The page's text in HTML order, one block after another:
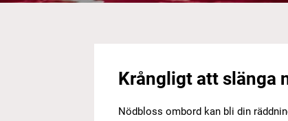
Krångligt att slänga
Nödbloss ombord kan bli din